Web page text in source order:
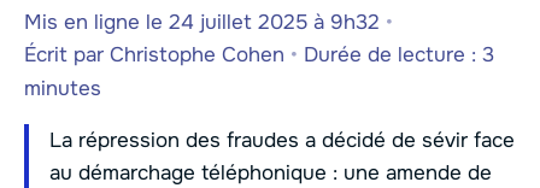
Mis en ligne le 24 juillet 2025 à 9h32 •
Écrit par Christophe Cohen • Durée de lecture : 3
minutes
La répression des fraudes a décidé de sévir face
au démarchage téléphonique : une amende de